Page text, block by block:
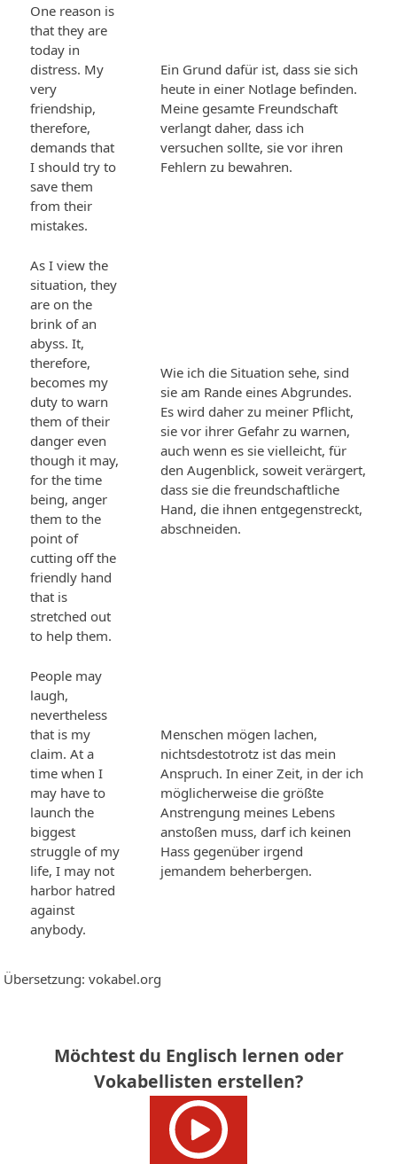
One reason is
that they are
today in
distress. My
very
friendship,
therefore,
demands that
I should try to
save them
from their
mistakes.
Ein Grund dafür ist, dass sie sich
heute in einer Notlage befinden.
Meine gesamte Freundschaft
verlangt daher, dass ich
versuchen sollte, sie vor ihren
Fehlern zu bewahren.
As I view the
situation, they
are on the
brink of an
abyss. It,
therefore,
becomes my
duty to warn
them of their
danger even
though it may,
for the time
being, anger
them to the
point of
cutting off the
friendly hand
that is
stretched out
to help them.
Wie ich die Situation sehe, sind
sie am Rande eines Abgrundes.
Es wird daher zu meiner Pflicht,
sie vor ihrer Gefahr zu warnen,
auch wenn es sie vielleicht, für
den Augenblick, soweit verärgert,
dass sie die freundschaftliche
Hand, die ihnen entgegenstreckt,
abschneiden.
People may
laugh,
nevertheless
that is my
claim. At a
time when I
may have to
launch the
biggest
struggle of my
life, I may not
harbor hatred
against
anybody.
Menschen mögen lachen,
nichtsdestotrotz ist das mein
Anspruch. In einer Zeit, in der ich
möglicherweise die größte
Anstrengung meines Lebens
anstoßen muss, darf ich keinen
Hass gegenüber irgend
jemandem beherbergen.
Übersetzung: vokabel.org
Möchtest du Englisch lernen oder
Vokabellisten erstellen?